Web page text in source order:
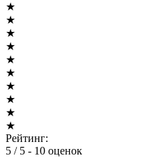
★
★
★
★
★
★
★
★
★
★
Рейтинг:
5 / 5 - 10 оценок